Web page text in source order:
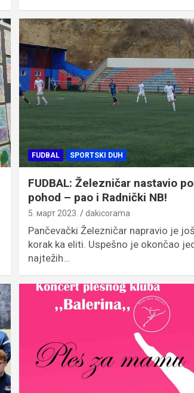
FUDBAL SPORTSKI DUH
FUDBAL: Železničar nastavio
pohod – pao i Radnički NB!
5. март 2023. dakicorama
Pančevački Železničar napravio je
korak ka eliti. Uspešno je okončao
najtežih…